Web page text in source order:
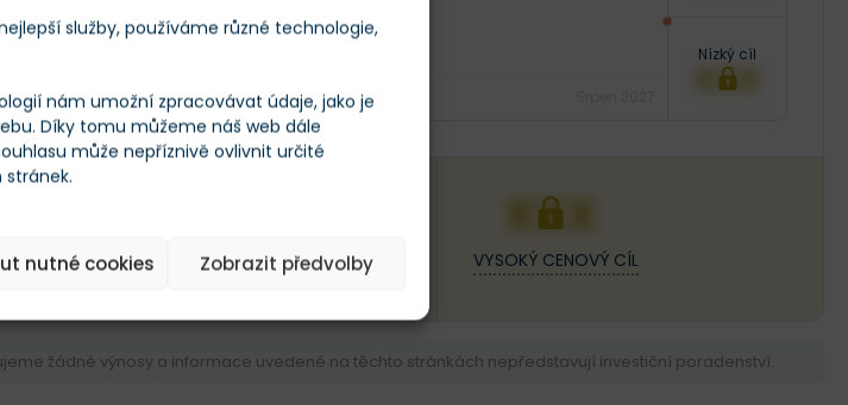
služby, používáme různé technologie,
nám umožní zpracovávat údaje, jako je
Díky tomu můžeme náš web dále
může nepříznivě ovlivnit určité
nutné cookies Zobrazit předvolby
Nízký cíl
XXX
PRŮM. CÍLOVÁ CENA
XXX
VYSOKÝ CENOVÝ CÍL
žádné výnosy a informace uvedené na těchto stránkách nepředstavují investiční poradenství.